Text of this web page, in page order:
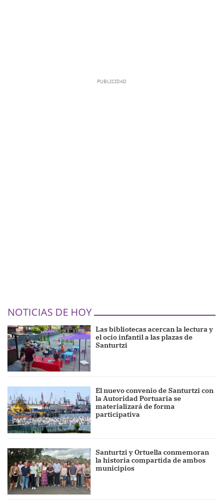
NOTICIAS DE HOY
Las bibliotecas acercan la lectura y
el ocio infantil a las plazas de
Santurtzi
El nuevo convenio de Santurtzi con
la Autoridad Portuaria se
materializará de forma
participativa
Santurtzi y Ortuella conmemoran
la historia compartida de ambos
municipios